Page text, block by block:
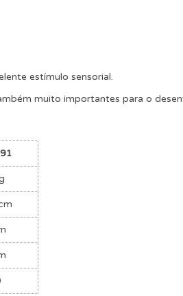
estímulo sensorial.
muito importantes para o